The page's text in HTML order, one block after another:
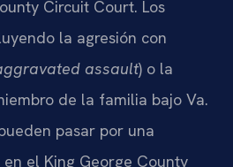
Circuit Court. Los
la agresión con
assault) o la
de la familia bajo Va.
pasar por una
el King George County